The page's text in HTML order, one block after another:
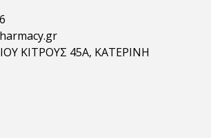
ΚΙΤΡΟΥΣ 45Α, ΚΑΤΕΡΙΝΗ